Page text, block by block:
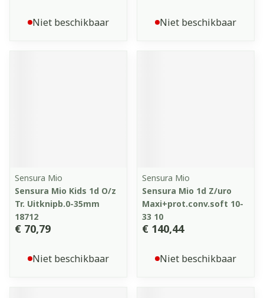
Niet beschikbaar Niet beschikbaar
Sensura Mio
Sensura Mio Kids 1d O/z
Tr. Uitknipb.0-35mm
18712
€ 70,79
Niet beschikbaar
Sensura Mio
Sensura Mio 1d Z/uro
Maxi+prot.conv.soft 10-
33 10
€ 140,44
Niet beschikbaar